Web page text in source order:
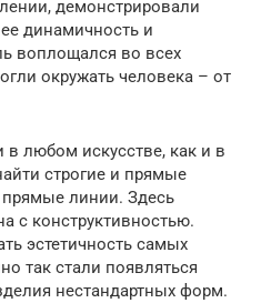
демонстрировали
динамичность и
воплощался во всех
окружать человека – от
любом искусстве, как и в
строгие и прямые
линии. Здесь
с конструктивностью.
эстетичность самых
так стали появляться
нестандартных форм.